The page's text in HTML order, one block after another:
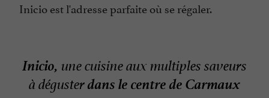
Inicio est l'adresse parfaite où se régaler.
Inicio, une cuisine aux multiples saveurs
à dégusterdans le centre de Carmaux